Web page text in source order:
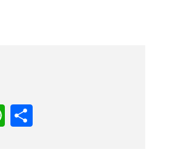
W
h